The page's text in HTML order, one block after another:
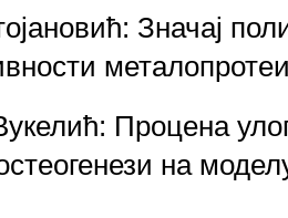
: Значај
: Процена
на